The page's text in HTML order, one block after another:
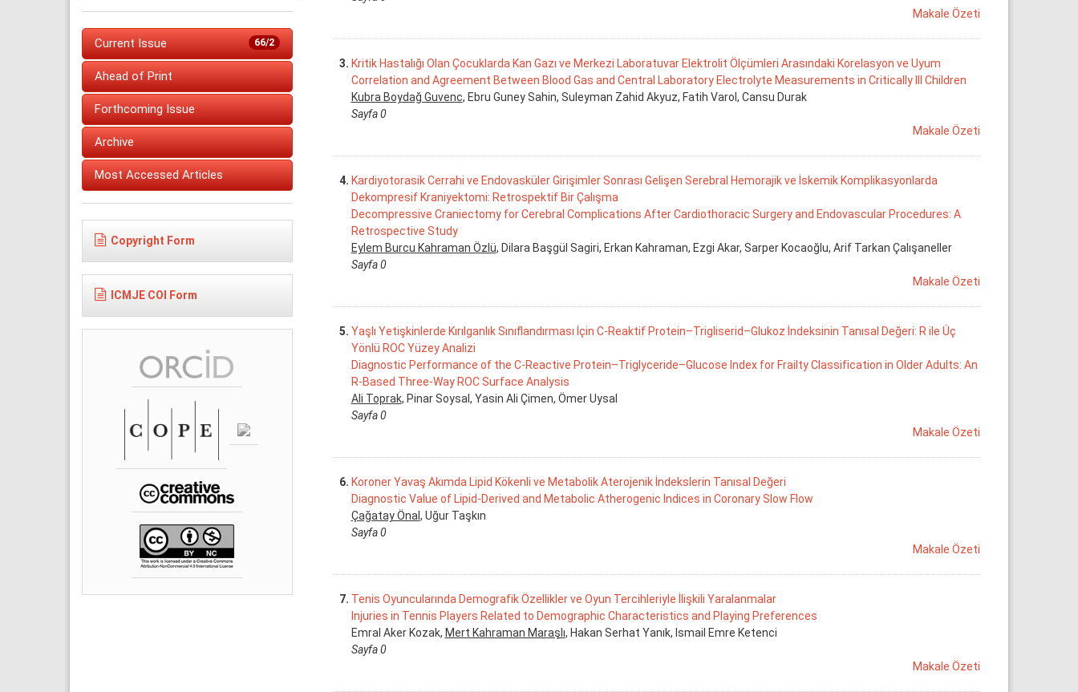
66/2
Current Issue
Ahead of Print
Forthcoming Issue
Archive
Most Accessed Articles
Copyright Form
ICMJE COI Form
Makale Özeti
3. Kritik Hastalığı Olan Çocuklarda Kan Gazı ve Merkezi Laboratuvar Elektrolit Ölçümleri Arasındaki Korelasyon ve Uyum
Correlation and Agreement Between Blood Gas and Central Laboratory Electrolyte Measurements in Critically Ill Children
Kubra Boydağ Guvenc, Ebru Guney Sahin, Suleyman Zahid Akyuz, Fatih Varol, Cansu Durak
Sayfa 0
Makale Özeti
4. Kardiyotorasik Cerrahi ve Endovasküler Girişimler Sonrası Gelişen Serebral Hemorajik ve İskemik Komplikasyonlarda
Dekompresif Kraniyektomi: Retrospektif Bir Çalışma
Decompressive Craniectomy for Cerebral Complications After Cardiothoracic Surgery and Endovascular Procedures: A
Retrospective Study
Eylem Burcu Kahraman Özlü, Dilara Başgül Sagiri, Erkan Kahraman, Ezgi Akar, Sarper Kocaoğlu, Arif Tarkan Çalışaneller
Sayfa 0
Makale Özeti
5. Yaşlı Yetişkinlerde Kırılganlık Sınıflandırması İçin C-Reaktif Protein–Trigliserid–Glukoz İndeksinin Tanısal Değeri: R ile Üç
Yönlü ROC Yüzey Analizi
Diagnostic Performance of the C-Reactive Protein–Triglyceride–Glucose Index for Frailty Classification in Older Adults: An
R-Based Three-Way ROC Surface Analysis
Ali Toprak, Pinar Soysal, Yasin Ali Çimen, Ömer Uysal
Sayfa 0
Makale Özeti
6. Koroner Yavaş Akımda Lipid Kökenli ve Metabolik Aterojenik İndekslerin Tanısal Değeri
Diagnostic Value of Lipid-Derived and Metabolic Atherogenic Indices in Coronary Slow Flow
Çağatay Önal , Uğur Taşkın
Sayfa 0
Makale Özeti
7. Tenis Oyuncularında Demografik Özellikler ve Oyun Tercihleriyle İlişkili Yaralanmalar
Injuries in Tennis Players Related to Demographic Characteristics and Playing Preferences
Emral Aker Kozak, Mert Kahraman Maraşlı, Hakan Serhat Yanık, Ismail Emre Ketenci
Sayfa 0
Makale Özeti